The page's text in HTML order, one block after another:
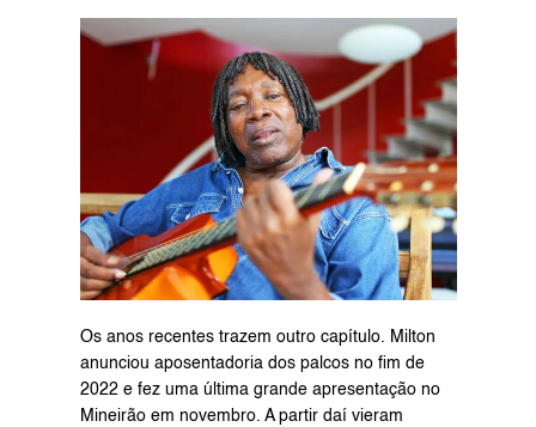
Os anos recentes trazem outro capítulo. Milton
anunciou aposentadoria dos palcos no fim de
2022 e fez uma última grande apresentação no
Mineirão em novembro. A partir daí vieram